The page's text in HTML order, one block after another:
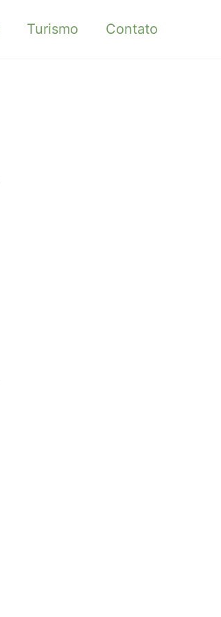
Turismo Contato